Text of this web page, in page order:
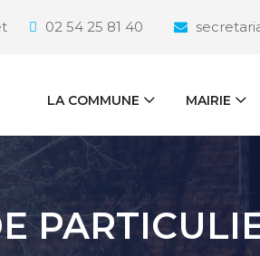
02 54 25 81 40
LA COMMUNE MAIRIE